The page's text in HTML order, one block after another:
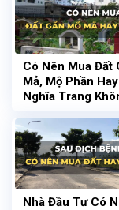
Có Nên Mua Đất
Mả, Mộ Phần
Nghĩa Trang
Nhà Đầu Tư Có